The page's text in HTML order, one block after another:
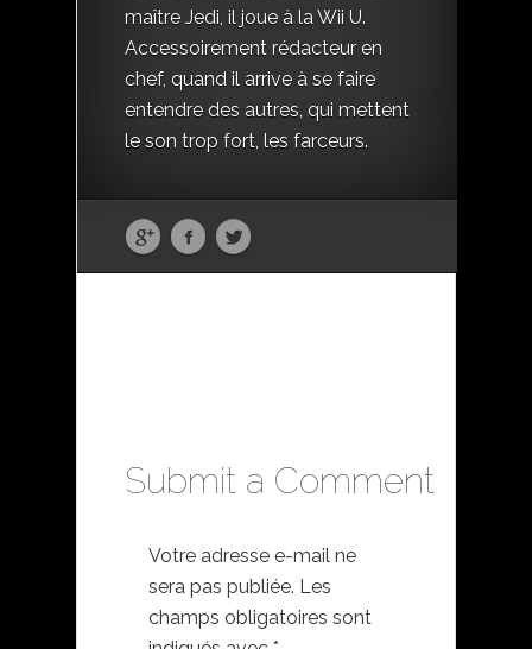
maître Jedi, il joue à la Wii U.
Accessoirement rédacteur en
chef, quand il arrive à se faire
entendre des autres, qui mettent
le son trop fort, les farceurs.
Submit a Comment
Votre adresse e-mail ne
sera pas publiée. Les
champs obligatoires sont